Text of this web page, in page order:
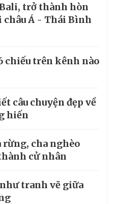
trở thành hòn
châu Á - Thái Bình
chiếu trên kênh nào
câu chuyện đẹp về
hiến
rừng, cha nghèo
cử nhân
tranh vẽ giữa